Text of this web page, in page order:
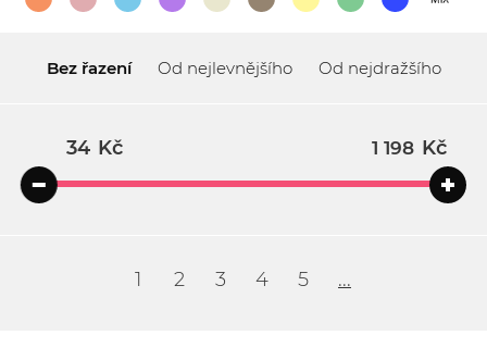
Bez řazení Od nejlevnějšího Od nejdražšího
Kč Kč
1 2 3 4 5 ...